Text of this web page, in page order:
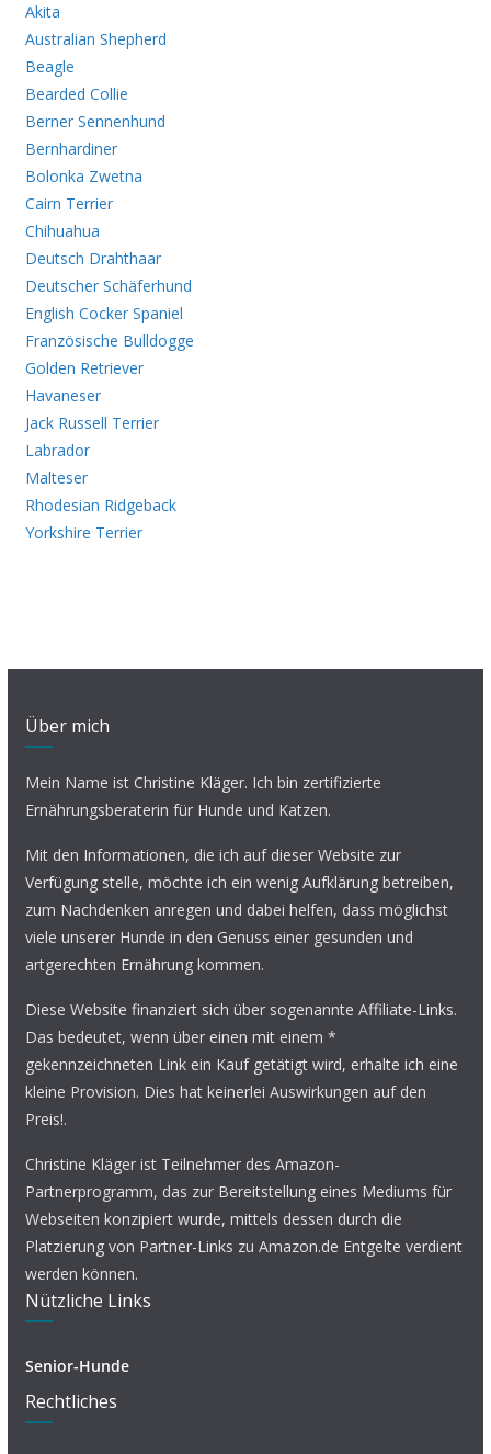
Akita
Australian Shepherd
Beagle
Bearded Collie
Berner Sennenhund
Bernhardiner
Bolonka Zwetna
Cairn Terrier
Chihuahua
Deutsch Drahthaar
Deutscher Schäferhund
English Cocker Spaniel
Französische Bulldogge
Golden Retriever
Havaneser
Jack Russell Terrier
Labrador
Malteser
Rhodesian Ridgeback
Yorkshire Terrier
Über mich
Mein Name ist Christine Kläger. Ich bin zertifizierte
Ernährungsberaterin für Hunde und Katzen.
Mit den Informationen, die ich auf dieser Website zur
Verfügung stelle, möchte ich ein wenig Aufklärung betreiben,
zum Nachdenken anregen und dabei helfen, dass möglichst
viele unserer Hunde in den Genuss einer gesunden und
artgerechten Ernährung kommen.
Diese Website finanziert sich über sogenannte Affiliate-Links.
Das bedeutet, wenn über einen mit einem *
gekennzeichneten Link ein Kauf getätigt wird, erhalte ich eine
kleine Provision. Dies hat keinerlei Auswirkungen auf den
Preis!.
Christine Kläger ist Teilnehmer des Amazon-
Partnerprogramm, das zur Bereitstellung eines Mediums für
Webseiten konzipiert wurde, mittels dessen durch die
Platzierung von Partner-Links zu Amazon.de Entgelte verdient
werden können.
Nützliche Links
Senior-Hunde
Rechtliches